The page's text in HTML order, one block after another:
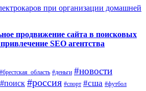
при организации домашней
продвижение сайта в поисковых
SEO агентства
#брестская_область #деньги #новости
#поиск #россия #спорт #сша #футбол